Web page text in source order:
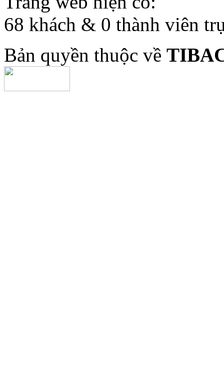
68 khách & 0 thành viên
Bản quyền thuộc về